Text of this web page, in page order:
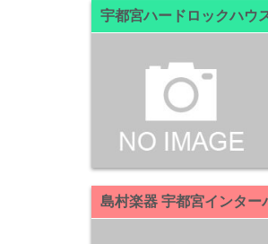
宇都宮ハードロックハウ
島村楽器 宇都宮インター